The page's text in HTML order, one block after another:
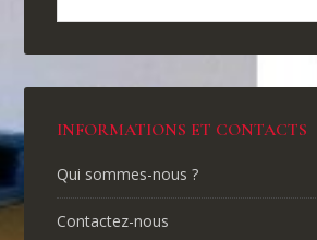
INFORMATIONS ET CONTACTS
Qui sommes-nous ?
Contactez-nous